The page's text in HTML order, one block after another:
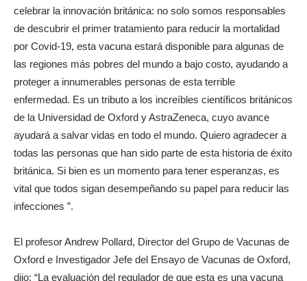
celebrar la innovación británica: no solo somos responsables
de descubrir el primer tratamiento para reducir la mortalidad
por Covid-19, esta vacuna estará disponible para algunas de
las regiones más pobres del mundo a bajo costo, ayudando a
proteger a innumerables personas de esta terrible
enfermedad. Es un tributo a los increíbles científicos británicos
de la Universidad de Oxford y AstraZeneca, cuyo avance
ayudará a salvar vidas en todo el mundo. Quiero agradecer a
todas las personas que han sido parte de esta historia de éxito
británica. Si bien es un momento para tener esperanzas, es
vital que todos sigan desempeñando su papel para reducir las
infecciones ”.
El profesor Andrew Pollard, Director del Grupo de Vacunas de
Oxford e Investigador Jefe del Ensayo de Vacunas de Oxford,
dijo: “La evaluación del regulador de que esta es una vacuna